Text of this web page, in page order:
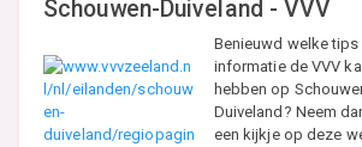
Schouwen-Duiveland - VVV
Benieuwd welke tips
informatie de VVV
hebben op
Duiveland? Neem
een kijkje op deze